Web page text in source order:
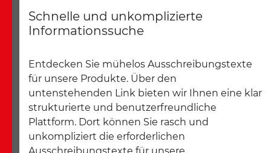
Schnelle und unkomplizierte
Informationssuche
Entdecken Sie mühelos Ausschreibungstexte
für unsere Produkte. Über den
untenstehenden Link bieten wir Ihnen eine klar
strukturierte und benutzerfreundliche
Plattform. Dort können Sie rasch und
unkompliziert die erforderlichen
Ausschreibungstexte für unsere